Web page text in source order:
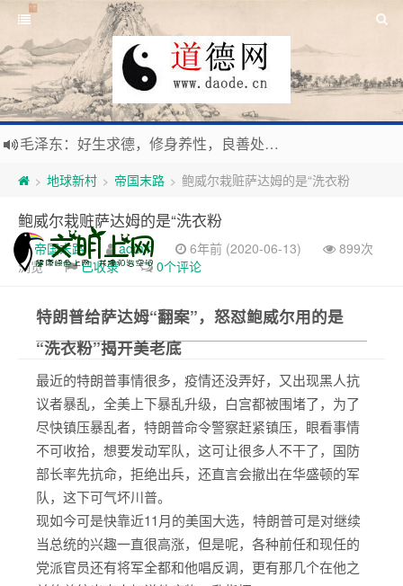
毛泽东：好生求德，修身养性，良善处世，信仰天人合一之大道。
新时代地球村人类命运与共，全球共建更加和平发展美丽和谐的家园，全体共享人类发展成果，共创道行德盛道德王国
> 地球新村 > 帝国末路 > 鲍威尔栽赃萨达姆的是“洗衣粉
鲍威尔栽赃萨达姆的是“洗衣粉
帝国末路 admin 6年前 (2020-06-13)
899次
浏览
已收录 0个评论
特朗普给萨达姆“翻案”，怒怼鲍威尔用的是
“洗衣粉”揭开美老底
最近的特朗普事情很多，疫情还没弄好，又出现黑人抗
议者暴乱，全美上下暴乱升级，白宫都被围堵了，为了
尽快镇压暴乱者，特朗普命令警察赶紧镇压，眼看事情
不可收拾，想要发动军队，这可让很多人不干了，国防
部长率先抗命，拒绝出兵，还直言会撤出在华盛顿的军
队，这下可气坏川普。
现如今可是快靠近11月的美国大选，特朗普可是对继续
当总统的兴趣一直很高涨，但是呢，各种前任和现任的
党派官员还有将军全都和他唱反调，更有那几个在他之